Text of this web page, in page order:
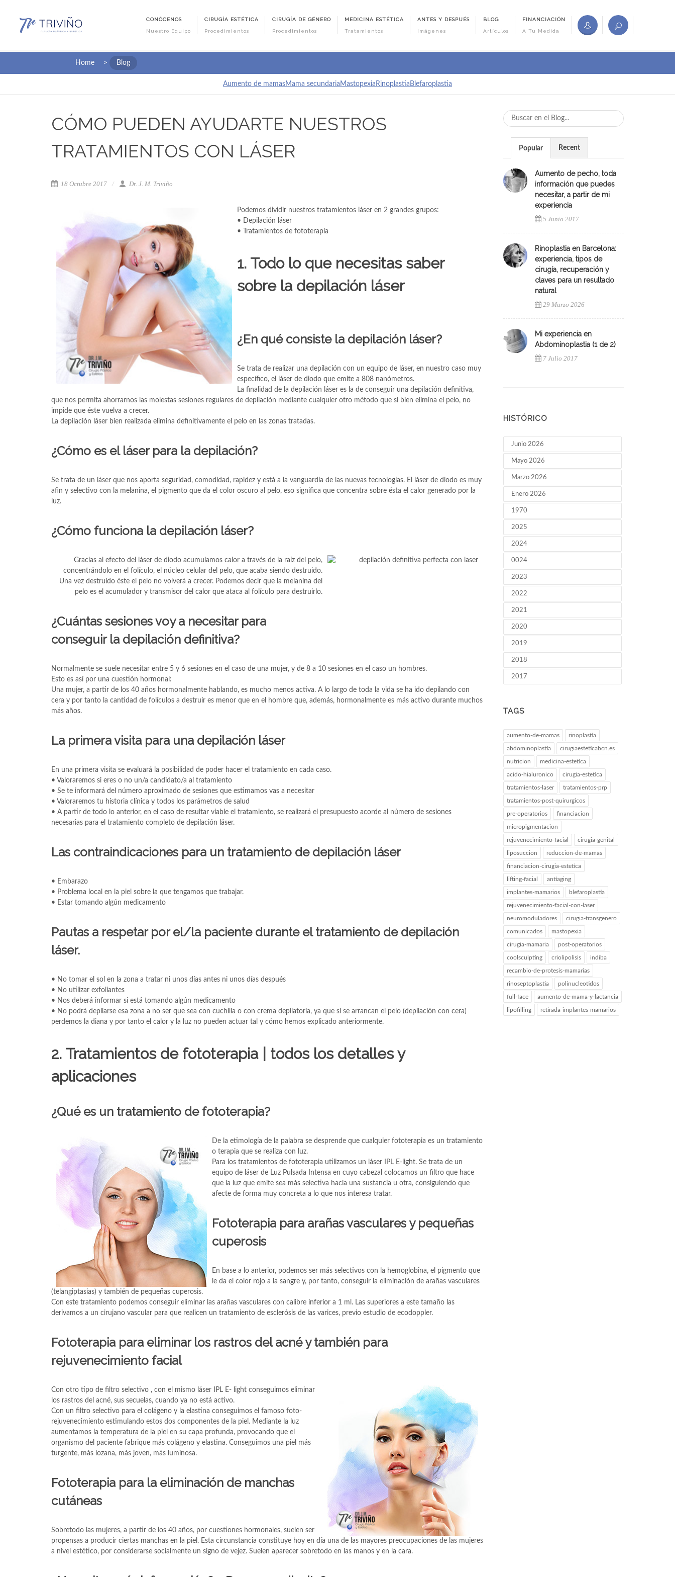
CONÓCENOS
Nuestro Equipo
CIRUGÍA ESTÉTICA
Procedimientos
CIRUGÍA DE GÉNERO
Procedimientos
MEDICINA ESTÉTICA
Tratamientos
ANTES Y DESPUÉS
Imágenes
BLOG
Artículos
FINANCIACIÓN
A Tu Medida
Home > Blog
Aumento de mamasMama secundaria Mastopexia Rinoplastia Blefaroplastia
CÓMO PUEDEN AYUDARTE NUESTROS
TRATAMIENTOS CON LÁSER
18 Octubre 2017 Dr. J. M. Triviño
Podemos dividir nuestros tratamientos láser en 2 grandes grupos:
• Depilación láser
• Tratamientos de fototerapia
1. Todo lo que necesitas saber
sobre la depilación láser
¿En qué consiste la depilación láser?
Se trata de realizar una depilación con un equipo de láser, en nuestro caso muy
específico, el láser de diodo que emite a 808 nanómetros.
La finalidad de la depilación láser es la de conseguir una depilación definitiva,
que nos permita ahorrarnos las molestas sesiones regulares de depilación mediante cualquier otro método que si bien elimina el pelo, no
impide que éste vuelva a crecer.
La depilación láser bien realizada elimina definitivamente el pelo en las zonas tratadas.
¿Cómo es el láser para la depilación?
Se trata de un láser que nos aporta seguridad, comodidad, rapidez y está a la vanguardia de las nuevas tecnologías. El láser de diodo es muy
afin y selectivo con la melanina, el pigmento que da el color oscuro al pelo, eso significa que concentra sobre ésta el calor generado por la
luz.
¿Cómo funciona la depilación láser?
Gracias al efecto del láser de diodo acumulamos calor a través de la raíz del pelo,
concentrándolo en el folículo, el núcleo celular del pelo, que acaba siendo destruido.
Una vez destruido éste el pelo no volverá a crecer. Podemos decir que la melanina del
pelo es el acumulador y transmisor del calor que ataca al folículo para destruirlo.
¿Cuántas sesiones voy a necesitar para
conseguir la depilación definitiva?
Normalmente se suele necesitar entre 5 y 6 sesiones en el caso de una mujer, y de 8 a 10 sesiones en el caso un hombres.
Esto es así por una cuestión hormonal:
Una mujer, a partir de los 40 años hormonalmente hablando, es mucho menos activa. A lo largo de toda la vida se ha ido depilando con
cera y por tanto la cantidad de folículos a destruir es menor que en el hombre que, además, hormonalmente es más activo durante muchos
más años.
La primera visita para una depilación láser
En una primera visita se evaluará la posibilidad de poder hacer el tratamiento en cada caso.
• Valoraremos si eres o no un/a candidato/a al tratamiento
• Se te informará del número aproximado de sesiones que estimamos vas a necesitar
• Valoraremos tu historia clínica y todos los parámetros de salud
• A partir de todo lo anterior, en el caso de resultar viable el tratamiento, se realizará el presupuesto acorde al número de sesiones
necesarias para el tratamiento completo de depilación láser.
Las contraindicaciones para un tratamiento de depilación láser
• Embarazo
• Problema local en la piel sobre la que tengamos que trabajar.
• Estar tomando algún medicamento
Pautas a respetar por el/la paciente durante el tratamiento de depilación
láser.
• No tomar el sol en la zona a tratar ni unos días antes ni unos días después
• No utilizar exfoliantes
• Nos deberá informar si está tomando algún medicamento
• No podrá depilarse esa zona a no ser que sea con cuchilla o con crema depilatoria, ya que si se arrancan el pelo (depilación con cera)
perdemos la diana y por tanto el calor y la luz no pueden actuar tal y cómo hemos explicado anteriormente.
2. Tratamientos de fototerapia | todos los detalles y
aplicaciones
¿Qué es un tratamiento de fototerapia?
De la etimología de la palabra se desprende que cualquier fototerapia es un tratamiento
o terapia que se realiza con luz.
Para los tratamientos de fototerapia utilizamos un láser IPL E-light. Se trata de un
equipo de láser de Luz Pulsada Intensa en cuyo cabezal colocamos un filtro que hace
que la luz que emite sea más selectiva hacia una sustancia u otra, consiguiendo que
afecte de forma muy concreta a lo que nos interesa tratar.
Fototerapia para arañas vasculares y pequeñas
cuperosis
En base a lo anterior, podemos ser más selectivos con la hemoglobina, el pigmento que
le da el color rojo a la sangre y, por tanto, conseguir la eliminación de arañas vasculares
(telangiptasias) y también de pequeñas cuperosis.
Con este tratamiento podemos conseguir eliminar las arañas vasculares con calibre inferior a 1 ml. Las superiores a este tamaño las
derivamos a un cirujano vascular para que realicen un tratamiento de esclerósis de las varices, previo estudio de ecodoppler.
Fototerapia para eliminar los rastros del acné y también para
rejuvenecimiento facial
Con otro tipo de filtro selectivo , con el mismo láser IPL E- light conseguimos eliminar
los rastros del acné, sus secuelas, cuando ya no está activo.
Con un filtro selectivo para el colágeno y la elastina conseguimos el famoso foto-
rejuvenecimiento estimulando estos dos componentes de la piel. Mediante la luz
aumentamos la temperatura de la piel en su capa profunda, provocando que el
organismo del paciente fabrique más colágeno y elastina. Conseguimos una piel más
turgente, más lozana, más joven, más luminosa.
Fototerapia para la eliminación de manchas
cutáneas
Sobretodo las mujeres, a partir de los 40 años, por cuestiones hormonales, suelen ser
propensas a producir ciertas manchas en la piel. Esta circunstancia constituye hoy en día una de las mayores preocupaciones de las mujeres
a nivel estético, por considerarse socialmente un signo de vejez. Suelen aparecer sobretodo en las manos y en la cara.
Popular Recent
Aumento de pecho, toda
información que puedes
necesitar, a partir de mi
experiencia
5 Junio 2017
Rinoplastia en Barcelona:
experiencia, tipos de
cirugía, recuperación y
claves para un resultado
natural
29 Marzo 2026
Mi experiencia en
Abdominoplastia (1 de 2)
7 Julio 2017
HISTÓRICO
Junio 2026
Mayo 2026
Marzo 2026
Enero 2026
1970
2025
2024
0024
2023
2022
2021
2020
2019
2018
2017
TAGS
aumento-de-mamas rinoplastia
abdominoplastia cirugiaesteticabcn.es
nutricion medicina-estetica
acido-hialuronico cirugia-estetica
tratamientos-laser tratamientos-prp
tratamientos-post-quirurgicos
pre-operatorios financiacion
micropigmentacion
rejuvenecimiento-facial cirugia-genital
liposuccion reduccion-de-mamas
financiacion-cirugia-estetica
lifting-facial antiaging
implantes-mamarios blefaroplastia
rejuvenecimiento-facial-con-laser
neuromoduladores cirugia-transgenero
comunicados mastopexia
cirugia-mamaria post-operatorios
coolsculpting criolipolisis indiba
recambio-de-protesis-mamarias
rinoseptoplastia polinucleotidos
full-face aumento-de-mama-y-lactancia
lipofilling retirada-implantes-mamarios